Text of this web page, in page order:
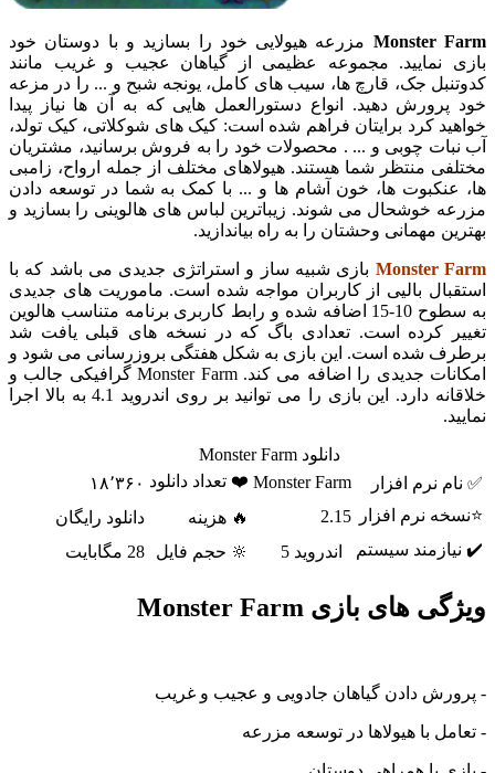
Monster Farm مزرعه هیولایی خود را بسازید و با دوستان خود
بازی نمایید. مجموعه عظیمی از گیاهان عجیب و غریب مانند
کدوتنبل جک، قارچ ها، سیب های کامل، یونجه شبح و ... را در مزعه
خود پرورش دهید. انواع دستورالعمل هایی که به آن ها نیاز پیدا
خواهید کرد برایتان فراهم شده است: کیک های شوکلاتی، کیک تولد،
آب نبات چوبی و ... . محصولات خود را به فروش برسانید، مشتریان
مختلفی منتظر شما هستند. هیولاهای مختلف از جمله ارواح، زامبی
ها، عنکبوت ها، خون آشام ها و ... با کمک به شما در توسعه دادن
مزرعه خوشحال می شوند. زیباترین لباس های هالوینی را بسازید و
بهترین مهمانی وحشتان را به راه بیاندازید.
Monster Farm بازی شبیه ساز و استراتژی جدیدی می باشد که با
استقبال بالیی از کاربران مواجه شده است. ماموریت های جدیدی
به سطوح 10-15 اضافه شده و رابط کاربری برنامه متناسب هالوین
تغییر کرده است. تعدادی باگ که در نسخه های قبلی یافت شد
برطرف شده است. این بازی به شکل هفتگی بروزرسانی می شود و
امکانات جدیدی را اضافه می کند. Monster Farm گرافیکی جالب و
خلاقانه دارد. این بازی را می توانید بر روی اندروید 4.1 به بالا اجرا
نمایید.
دانلود Monster Farm
✅ نام نرم افزار
Monster Farm ❤️ تعداد دانلود ۱۸٬۳۶۰
⭐نسخه نرم افزار
2.15 🔥 هزینه
دانلود رایگان
✔️ نیازمند سیستم
اندروید 5 🔆 حجم فایل 28 مگابایت
ویژگی های بازی Monster Farm
- پرورش دادن گیاهان جادویی و عجیب و غریب
- تعامل با هیولاها در توسعه مزرعه